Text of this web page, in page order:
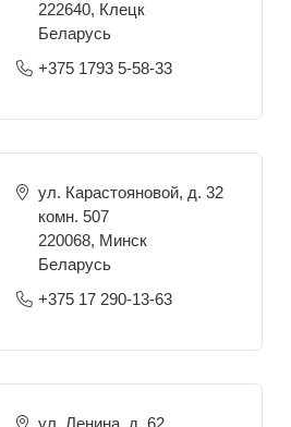
222640, Клецк
Беларусь
+375 1793 5-58-33
ул. Карастояновой, д. 32
комн. 507
220068, Минск
Беларусь
+375 17 290-13-63